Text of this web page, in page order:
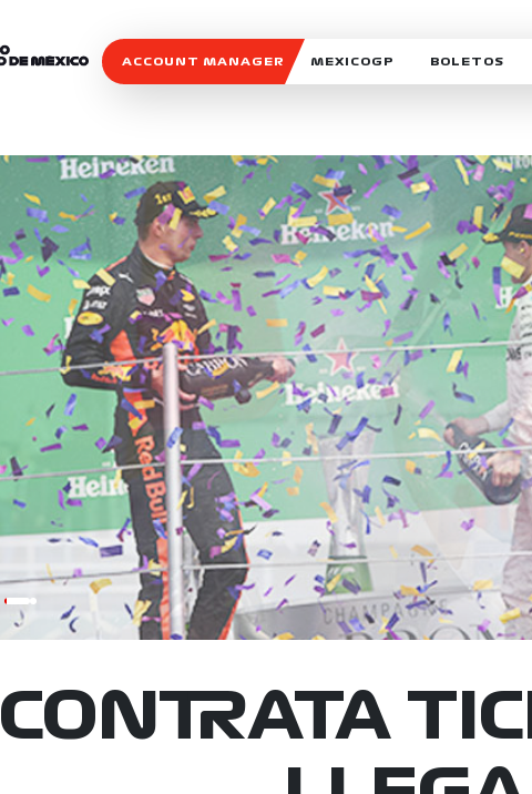
ACCOUNT MANAGER MEXICOGP
SOSTENIBILIDAD
CELEBRA CON NOSOTROS
BOLETOS
CONTRATA